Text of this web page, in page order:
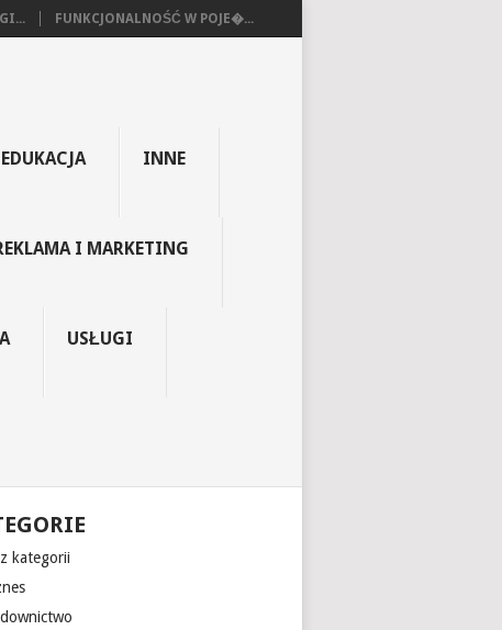
FUNKCJONALNOŚĆ W POJE�...
EDUKACJA INNE
I MARKETING
USŁUGI
kategorii